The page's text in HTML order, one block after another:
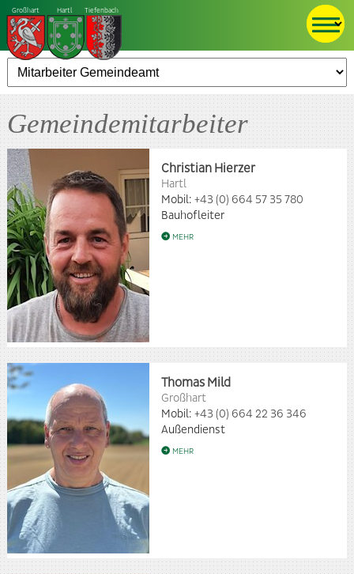
Großhart Hartl Tiefenbach
Gemeindemitarbeiter
Christian Hierzer
Hartl
Mobil: +43 (0) 664 57 35 780
Bauhofleiter
MEHR
Thomas Mild
Großhart
Mobil: +43 (0) 664 22 36 346
Außendienst
MEHR